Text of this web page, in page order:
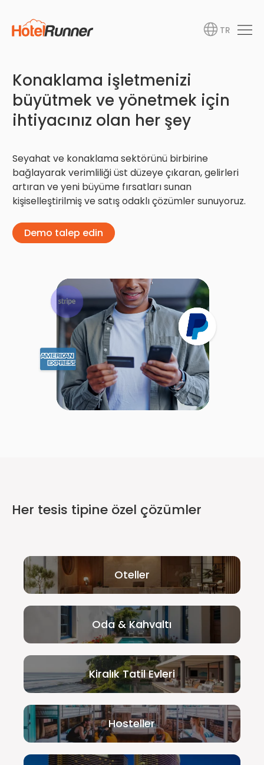
TR
Konaklama işletmenizi
büyütmek ve yönetmek için
ihtiyacınız olan her şey
Seyahat ve konaklama sektörünü birbirine
bağlayarak verimliliği üst düzeye çıkaran, gelirleri
artıran ve yeni büyüme fırsatları sunan
kişiselleştirilmiş ve satış odaklı çözümler sunuyoruz.
Demo talep edin
Her tesis tipine özel çözümler
Oteller
Oda & Kahvaltı
Kiralık Tatil Evleri
Hosteller